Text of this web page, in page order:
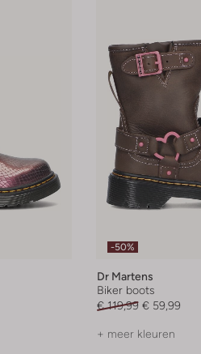
-50%
Dr Martens
Biker boots
€ 119,99 € 59,99
+ meer kleuren